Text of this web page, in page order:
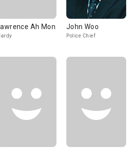
Ah Mon John Woo
Police Chief